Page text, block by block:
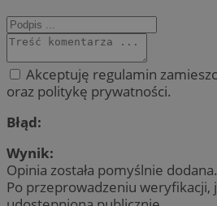
Akceptuję regulamin
oraz politykę prywatności.
Błąd:
Wynik:
Opinia została pomyślnie dodana.
Po przeprowadzeniu weryfikacji,